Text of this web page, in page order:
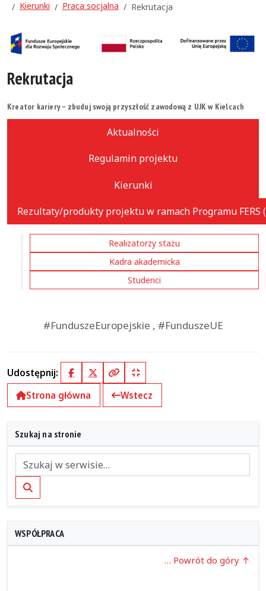
Kierunki
Praca socjalna Rekrutacja
Rekrutacja
Kreator kariery – zbuduj swoją przyszłość zawodową z UJK w Kielcach
Aktualności
Regulamin projektu
Kierunki
Rezultaty/produkty projektu w ramach Programu
Realizatorzy stażu
Kadra akademicka
Studenci
#FunduszeEuropejskie , #FunduszeUE
Udostępnij: FacebookX (Twitter)
Kopiuj pełny link
Kopiuj krótki link
Strona główna
Wstecz
Szukaj na stronie
Szukaj
WSPÓŁPRACA
… Powrót do góry